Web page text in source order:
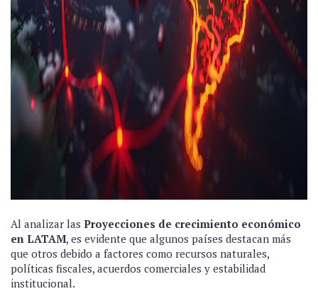
Al analizar las Proyecciones de crecimiento económico
en LATAM, es evidente que algunos países destacan más
que otros debido a factores como recursos naturales,
políticas fiscales, acuerdos comerciales y estabilidad
institucional.